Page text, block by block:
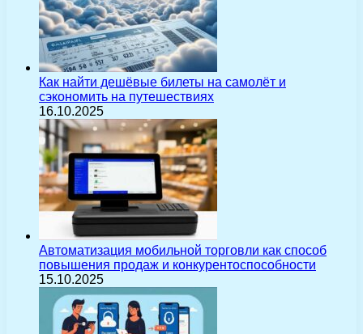
Как найти дешёвые билеты на самолёт и
сэкономить на путешествиях
16.10.2025
Автоматизация мобильной торговли как способ
повышения продаж и конкурентоспособности
15.10.2025